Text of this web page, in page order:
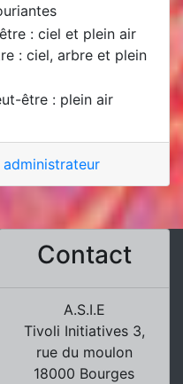
administrateur
Contact
A.S.I.E
Tivoli Initiatives 3,
rue du moulon
18000 Bourges